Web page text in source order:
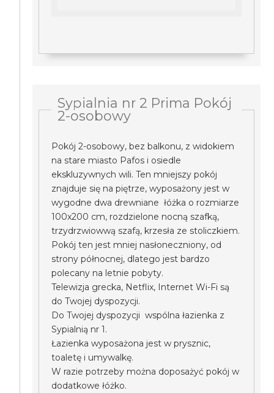
Sypialnia nr 2 Prima Pokój
2-osobowy
Pokój 2-osobowy, bez balkonu, z widokiem
na stare miasto Pafos i osiedle
ekskluzywnych wili. Ten mniejszy pokój
znajduje się na piętrze, wyposażony jest w
wygodne dwa drewniane łóżka o rozmiarze
100x200 cm, rozdzielone nocną szafką,
trzydrzwiowwą szafą, krzesła ze stoliczkiem.
Pokój ten jest mniej nasłoneczniony, od
strony północnej, dlatego jest bardzo
polecany na letnie pobyty.
Telewizja grecka, Netflix, Internet Wi-Fi są
do Twojej dyspozycji.
Do Twojej dyspozycji wspólna łazienka z
Sypialnią nr 1.
Łazienka wyposażona jest w prysznic,
toaletę i umywalkę.
W razie potrzeby można doposażyć pokój w
dodatkowe łóżko.